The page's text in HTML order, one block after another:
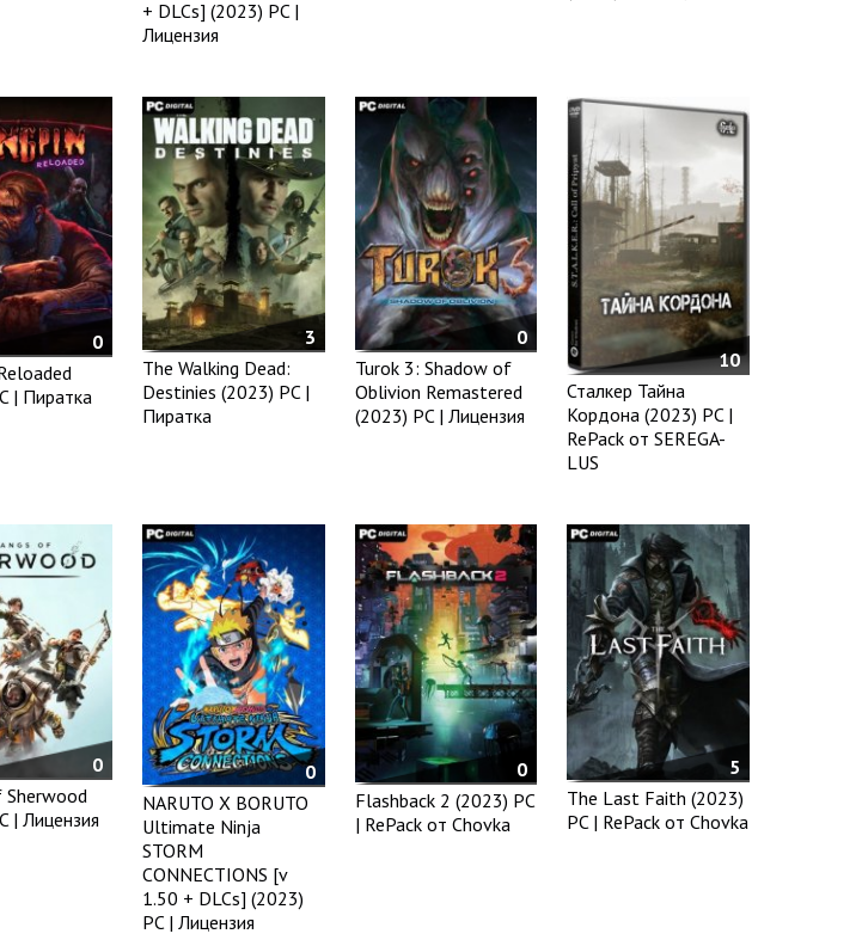
+ DLCs] (2023) PC |
Лицензия
0
| Пиратка
3
The Walking Dead:
Destinies (2023) PC |
Пиратка
0
Turok 3: Shadow of
Oblivion Remastered
(2023) PC | Лицензия
10
Сталкер Тайна
Кордона (2023) PC |
RePack от SEREGA-
LUS
0
Sherwood
| Лицензия
0
NARUTO X BORUTO
Ultimate Ninja
STORM
CONNECTIONS [v
1.50 + DLCs] (2023)
PC | Лицензия
0
Flashback 2 (2023) PC
| RePack от Chovka
5
The Last Faith (2023)
PC | RePack от Chovka